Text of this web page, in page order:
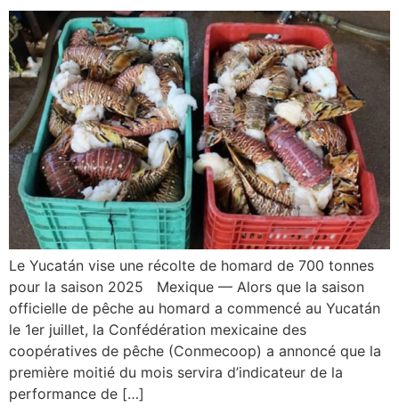
Le Yucatán vise une récolte de homard de 700 tonnes
pour la saison 2025 Mexique — Alors que la saison
officielle de pêche au homard a commencé au Yucatán
le 1er juillet, la Confédération mexicaine des
coopératives de pêche (Conmecoop) a annoncé que la
première moitié du mois servira d’indicateur de la
performance de […]